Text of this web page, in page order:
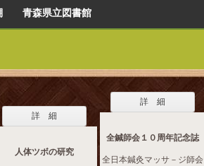
青森県立図書館
詳 細
人体ツボの研究
詳 細
全鍼師会１０周年記念誌
全日本鍼灸マッサ－ジ師会